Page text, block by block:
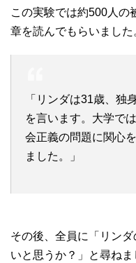
この実験では約500人の
章を読んでもらいました
「リンダは31歳、独
を言います。大学で
会正義の問題に関心
ました。」
その後、全員に「リン
いと思うか？」と尋ねま